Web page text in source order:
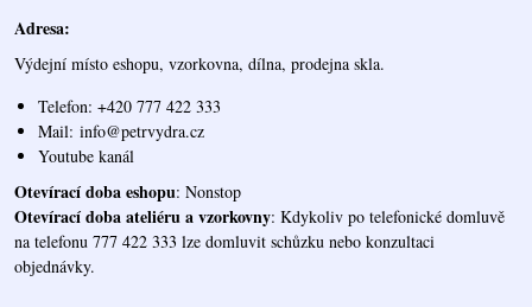
Adresa:
Výdejní místo eshopu, vzorkovna, dílna, prodejna skla.
Telefon: +420 777 422 333
Mail: info@petrvydra.cz
Youtube kanál
Otevírací doba eshopu: Nonstop
Otevírací doba ateliéru a vzorkovny: Kdykoliv po telefonické domluvě
na telefonu 777 422 333 lze domluvit schůzku nebo konzultaci
objednávky.